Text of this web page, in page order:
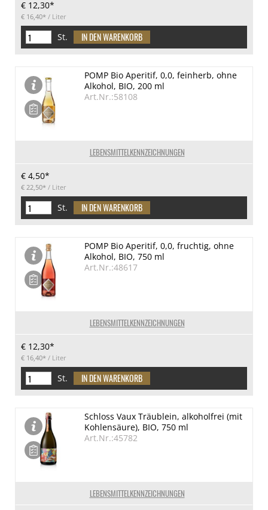
€ 12,30*
€ 16,40* / Liter
St.
LEBENSMITTELKENNZEICHNUNGEN
POMP Bio Aperitif, 0,0, feinherb, ohne
Alkohol, BIO, 200 ml
Art.Nr.:58108
€ 4,50*
€ 22,50* / Liter
St.
LEBENSMITTELKENNZEICHNUNGEN
POMP Bio Aperitif, 0,0, fruchtig, ohne
Alkohol, BIO, 750 ml
Art.Nr.:48617
€ 12,30*
€ 16,40* / Liter
St.
LEBENSMITTELKENNZEICHNUNGEN
Schloss Vaux Träublein, alkoholfrei (mit
Kohlensäure), BIO, 750 ml
Art.Nr.:45782